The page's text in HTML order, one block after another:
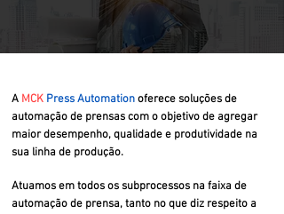
A MCK Press Automationoferece soluções de
automação de prensas com o objetivo de agregar
maior desempenho, qualidade e produtividade na
sua linha de produção.
Atuamos em todos os subprocessos na faixa de
automação de prensa, tanto no que diz respeito a